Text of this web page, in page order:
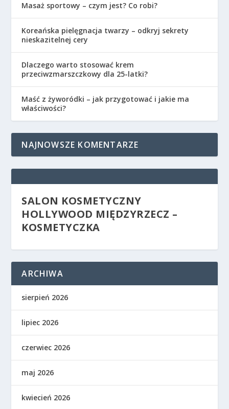
Masaż sportowy – czym jest? Co robi?
Koreańska pielęgnacja twarzy – odkryj sekrety
nieskazitelnej cery
Dlaczego warto stosować krem
przeciwzmarszczkowy dla 25-latki?
Maść z żyworódki – jak przygotować i jakie ma
właściwości?
NAJNOWSZE KOMENTARZE
SALON KOSMETYCZNY
HOLLYWOOD MIĘDZYRZECZ –
KOSMETYCZKA
ARCHIWA
sierpień 2026
lipiec 2026
czerwiec 2026
maj 2026
kwiecień 2026